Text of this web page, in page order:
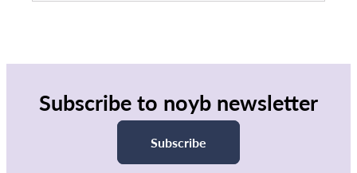
Subscribe to noyb newsletter
Subscribe